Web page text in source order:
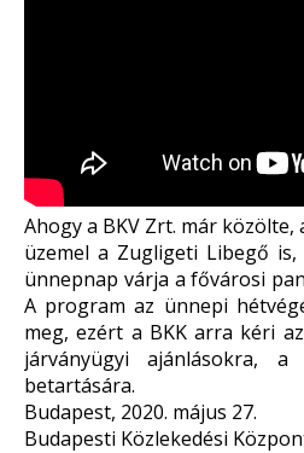
Ahogy a BKV Zrt. már közölte,
üzemel a Zugligeti Libegő
ünnepnap várja a fővárosi
A program az ünnepi
meg, ezért a BKK arra kéri
járványügyi ajánlásokra, a
betartására.
Budapest, 2020. május 27.
Budapesti Közlekedési